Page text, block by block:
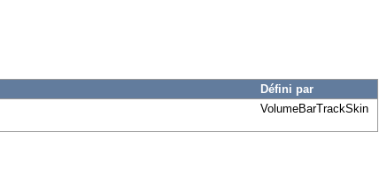
Défini par
VolumeBarTrackSkin